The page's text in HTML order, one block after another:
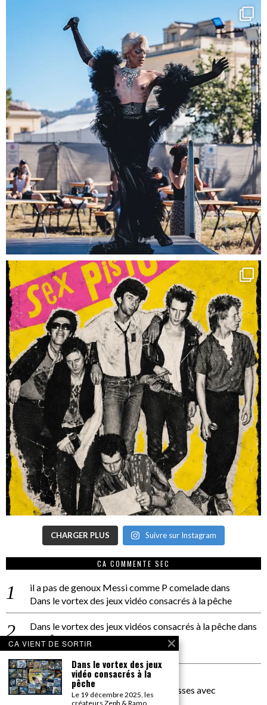
CHARGER PLUS Suivre sur Instagram
CA COMMENTE SEC
il a pas de genoux Messi comme P comeladedans
Dans le vortex des jeux vidéo consacrés à la pêche
Dans le vortex des jeux vidéos consacrés à la pêchedans
PACÔME THIELLEMENT
La séance d’Hip Gnose
La Patrie
dans
On a parlé Dolce Vita et lutte des classes avec
Bernardino Femminielli
CA VIENT DE SORTIR
Dans le vortex des jeux
vidéo consacrés à la
pêche
Le 19 décembre 2025, les
créateurs Zeph & Ramo